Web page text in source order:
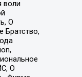
воли
О
Братство,
О